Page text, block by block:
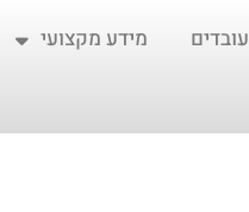
מידע מקצועי